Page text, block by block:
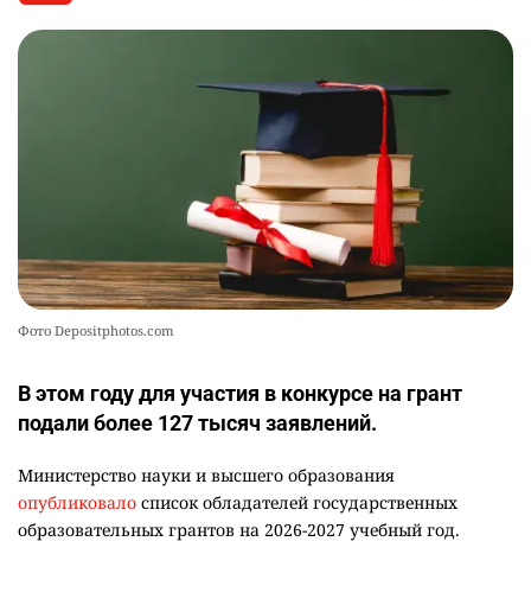
Фото Depositphotos.com
В этом году для участия в конкурсе на грант
подали более 127 тысяч заявлений.
Министерство науки и высшего образования
опубликовало список обладателей государственных
образовательных грантов на 2026-2027 учебный год.